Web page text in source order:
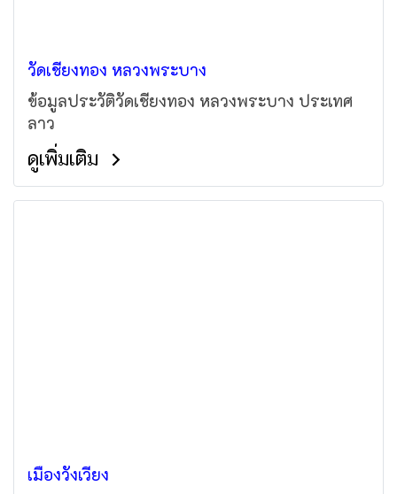
วัดเชียงทอง หลวงพระบาง
ข้อมูลประวัติวัดเชียงทอง หลวงพระบาง ประเทศ
ลาว
ดูเพิ่มเติม
เมืองวังเวียง